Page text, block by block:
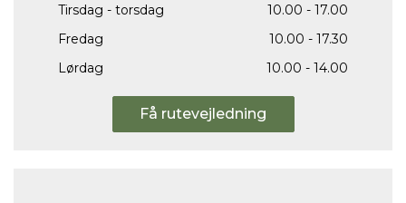
Tirsdag - torsdag
10.00 - 17.00
Fredag
10.00 - 17.30
Lørdag
10.00 - 14.00
Få rutevejledning